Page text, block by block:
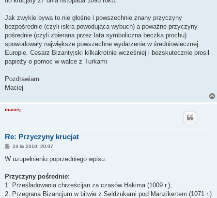
Jak zwykle bywa to nie głośne i powszechnie znany przyczyny
bezpośrednie (czyli iskra powodująca wybuch) a poważne przyczyny
pośrednie (czyli zbierana przez lata symboliczna beczka prochu)
spowodowały największe powszechne wydarzenie w średniowiecznej
Europie. Cesarz Bizantyjski kilkakrotnie wcześniej i bezskutecznie prosił
papieży o pomoc w walce z Turkami
Pozdrawiam
Maciej
maciej
Re: Przyczyny krucjat
P
s
24 lis 2010, 20:07
W uzupełnieniu poprzedniego wpisu.
Przyczyny pośrednie:
1. Prześladowania chrześcijan za czasów Hakima (1009 r.);
2. Przegrana Bizancjum w bitwie z Seldżukami pod Manzikertem (1071 r.)